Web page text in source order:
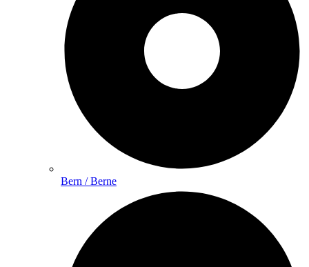
Bern / Berne